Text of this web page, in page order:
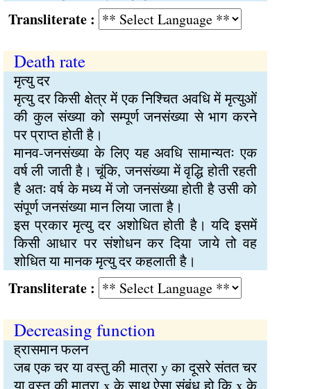
:
Death rate
मृत्यु दर
मृत्यु दर किसी क्षेत्र में एक निश्चित अवधि में मृत्युओं
की कुल संख्या को सम्पूर्ण जनसंख्या से भाग करने
पर प्राप्त होती है।
मानव-जनसंख्या के लिए यह अवधि सामान्यतः एक
वर्ष ली जाती है। चूंकि, जनसंख्या में वृद्धि होती रहती
है अतः वर्ष के मध्य में जो जनसंख्या होती है उसी को
संपूर्ण जनसंख्या मान लिया जाता है।
इस प्रकार मृत्यु दर अशोधित होती है। यदि इसमें
किसी आधार पर संशोधन कर दिया जाये तो वह
शोधित या मानक मृत्यु दर कहलाती है।
:
Decreasing function
ह्रासमान फलन
जब एक चर या वस्तु की मात्रा y का दूसरे संतत चर
या वस्तु की मात्रा x के साथ ऐसा संबंध हो कि x के